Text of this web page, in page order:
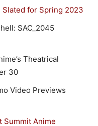
Slated for Spring 2023
SAC_2045
Theatrical
30
Video Previews
Summit Anime